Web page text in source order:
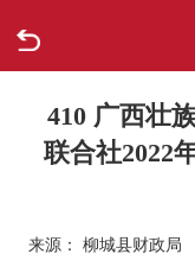
走进柳城
政府信息公开
410 广西壮
联合社2022
来源： 柳城县财政局